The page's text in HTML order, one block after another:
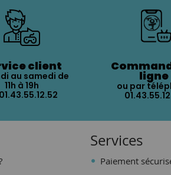
client
au samedi de
11h à 19h
ligne
ou par
Services
Paiement